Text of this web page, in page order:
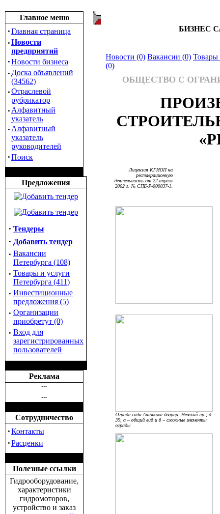
Главное меню
·Главная страница
·Новости
предприятий
·Новости бизнеса
· Доска объявлений
(34562)
·Отраслевой
рубрикатор
· Алфавитный
указатель
· Алфавитный
указатель
руководителей
·Поиск
Предложения
· Тендеры
· Добавить тендер
· Вакансии
Петербурга (108)
· Товары и услуги
Петербурга (411)
· Инвестиционные
предложения (5)
· Организации
приобретут (0)
· Вход для
зарегистрированных
пользователей
Реклама
•••
•••
Сотрудничество
·Контакты
·Расценки
Полезные ссылки
Гидрооборудование,
характеристики
гидромоторов,
устройство и заказ
БИЗНЕС
Новости (0) Вакансии (0) Товары
(0)
ОБЩЕСТВО С
Лицензия КГИОП на
реставрационную
деятельность от 22 апреля
2002 г. № СПБ-Р-000037-1.
Ограда сада Аничкова дворца, Невский пр., д.
39, а – общий вид и б – сложные элементы
ограды